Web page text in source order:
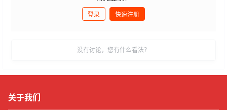
登录 快速注册
没有讨论，您有什么看法？
关于我们